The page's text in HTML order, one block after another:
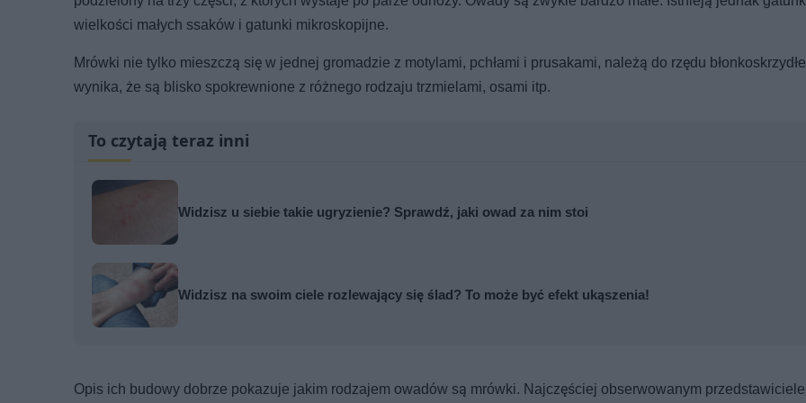
wielkości małych ssaków i gatunki mikroskopijne.
Mrówki nie tylko mieszczą się w jednej gromadzie z motylami, pchłami i prusakami, należą do rzędu
wynika, że są blisko spokrewnione z różnego rodzaju trzmielami, osami itp.
To czytają teraz inni
Widzisz u siebie takie ugryzienie? Sprawdź, jaki owad za nim stoi
Widzisz na swoim ciele rozlewający się ślad? To może być efekt ukąszenia!
Opis ich budowy dobrze pokazuje jakim rodzajem owadów są mrówki. Najczęściej obserwowanym